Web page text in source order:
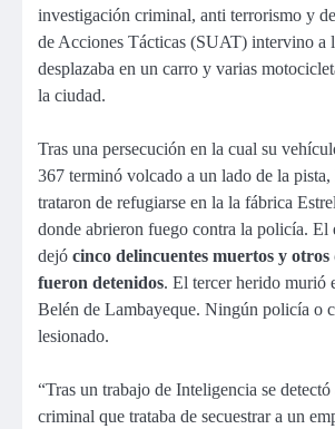
investigación criminal, anti terrorismo y
de Acciones Tácticas (SUAT) intervino a
desplazaba en un carro y varias
la ciudad.
Tras una persecución en la cual su
367 terminó volcado a un lado de la pista,
trataron de refugiarse en la la fábrica
donde abrieron fuego contra la policía. El
dejó cinco delincuentes muertos y otros
fueron detenidos. El tercer herido murió
Belén de Lambayeque. Ningún policía o
lesionado.
“Tras un trabajo de Inteligencia se detectó
criminal que trataba de secuestrar a un